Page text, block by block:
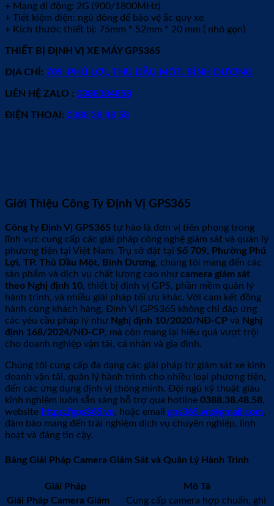
+ Mạng di động: 2G (900/1800MHz)
+ Tiết kiệm điện: ngủ đông để bảo vệ ắc quy xe
+ Kích thước thiết bị: 75mm * 52mm * 20 mm ( nhỏ gọn)
THIẾT BỊ ĐỊNH VỊ XE MÁY GPS365
ĐỊA CHỈ: 709. PHÚ LỢI, THỦ DẦU MỘT, BÌNH DƯƠNG
LIÊN HỆ ZALO : 0388384858
ĐIỆN THOẠI: 0388 38 48 58
Giới Thiệu Công Ty Định Vị GPS365
Công ty Định Vị GPS365 tự hào là đơn vị tiên phong trong
lĩnh vực cung cấp các giải pháp công nghệ giám sát và quản lý
phương tiện tại Việt Nam. Trụ sở đặt tại Số 709, Phường Phú
Lợi, TP. Thủ Dầu Một, Bình Dương, chúng tôi mang đến các
sản phẩm và dịch vụ chất lượng cao nhưcamera giám sát
theo Nghị định 10, thiết bị định vị GPS, phần mềm quản lý
hành trình, và nhiều giải pháp tối ưu khác. Với cam kết đồng
hành cùng khách hàng, Định Vị GPS365 không chỉ đáp ứng
các yêu cầu pháp lý như Nghị định 10/2020/NĐ-CP và Nghị
định 168/2024/NĐ-CP, mà còn mang lại hiệu quả vượt trội
cho doanh nghiệp vận tải, cá nhân và gia đình.
Chúng tôi cung cấp đa dạng các giải pháp từ giám sát xe kinh
doanh vận tải, quản lý hành trình cho nhiều loại phương tiện,
đến các ứng dụng định vị thông minh. Đội ngũ kỹ thuật giàu
kinh nghiệm luôn sẵn sàng hỗ trợ qua hotline 0388.38.48.58,
website https://gps365.vn, hoặc email gps365.vn@gmail.com,
đảm bảo mang đến trải nghiệm dịch vụ chuyên nghiệp, linh
hoạt và đáng tin cậy.
Bảng Giải Pháp Camera Giám Sát và Quản Lý Hành Trình
Giải Pháp
Mô Tả
Giải Pháp Camera Giám
Cung cấp camera hợp chuẩn, ghi